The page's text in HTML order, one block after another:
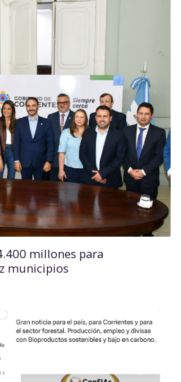
millones para
municipios